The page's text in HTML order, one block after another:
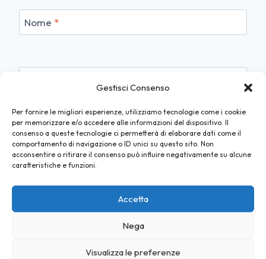
Gestisci Consenso
Per fornire le migliori esperienze, utilizziamo tecnologie come i cookie
per memorizzare e/o accedere alle informazioni del dispositivo. Il
consenso a queste tecnologie ci permetterà di elaborare dati come il
comportamento di navigazione o ID unici su questo sito. Non
acconsentire o ritirare il consenso può influire negativamente su alcune
caratteristiche e funzioni.
Accetta
Nega
Visualizza le preferenze
Nome *
Sito web